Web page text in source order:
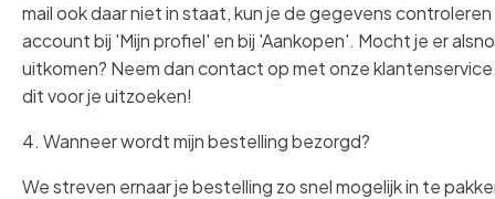
mail ook daar niet in staat, kun je de gegevens controleren
account bij 'Mijn profiel' en bij 'Aankopen'. Mocht je er
uitkomen? Neem dan contact op met onze
dit voor je uitzoeken!
4. Wanneer wordt mijn bestelling bezorgd?
We streven ernaar je bestelling zo snel mogelijk in te